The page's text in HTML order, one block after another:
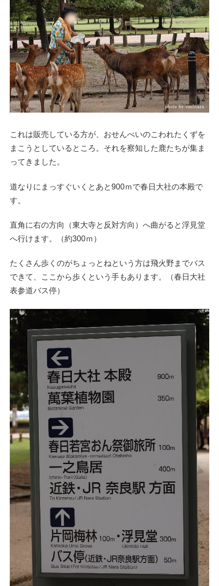
これは販売している方が、おせんべいのこわれたくずを
まこうとしているところ。それを察知した鹿たちが集ま
ってきました。
道なりにまっすぐいくとあと900ｍで春日大社の本殿で
す。
直角に右の方向（東大寺と反対方向）へ曲がると浮見堂
へ行けます。（約300ｍ）
たくさん歩くのがちょっとねという方は飛火野までバス
できて、ここから歩くという手もあります。（春日大社
表参道バス停）